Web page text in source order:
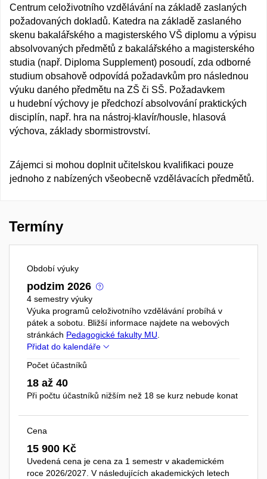
Centrum celoživotního vzdělávání na základě zaslaných
požadovaných dokladů. Katedra na základě zaslaného
skenu bakalářského a magisterského VŠ diplomu a výpisu
absolvovaných předmětů z bakalářského a magisterského
studia (např. Diploma Supplement) posoudí, zda odborné
studium obsahově odpovídá požadavkům pro následnou
výuku daného předmětu na ZŠ či SŠ. Požadavkem
u hudební výchovy je předchozí absolvování praktických
disciplín, např. hra na nástroj-klavír/housle, hlasová
výchova, základy sbormistrovství.
Zájemci si mohou doplnit učitelskou kvalifikaci pouze
jednoho z nabízených všeobecně vzdělávacích předmětů.
Termíny
Období výuky
podzim 2026
4 semestry výuky
Výuka programů celoživotního vzdělávání probíhá v
pátek a sobotu. Bližší informace najdete na webových
stránkách Pedagogické fakulty MU
Přidat do kalendáře
Počet účastníků
18 až 40
Při počtu účastníků nižším než 18 se kurz nebude konat
Cena
15 900 Kč
Uvedená cena je cena za 1 semestr v akademickém
roce 2026/2027. V následujících akademických letech